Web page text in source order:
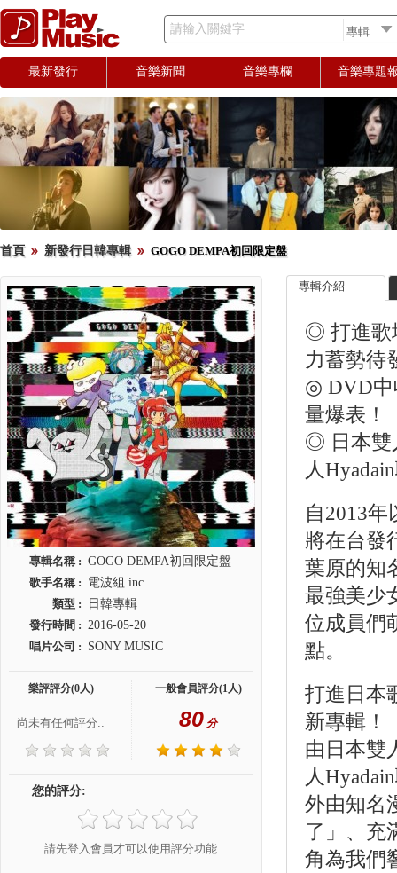
請輸入關鍵字
最新發行 音樂新聞 音樂專欄 音樂專題
首頁 新發行日韓專輯 GOGO DEMPA初回限定盤
專輯名稱 : GOGO DEMPA初回限定盤
歌手名稱 : 電波組.inc
類型 :
日韓專輯
發行時間 : 2016-05-20
唱片公司 : SONY MUSIC
樂評評分(0人)
尚未有任何評分..
一般會員評分(1人)
80 分
您的評分:
請先登入會員才可以使用評分功能
專輯介紹
◎ 打進歌
力蓄勢待
◎ DVD中
量爆表！
◎ 日本雙
人
自2013
將在台發
葉原的知
最強美少
位成員們
點。
打進日本
新專輯！
由日本雙
人
外由知名
了」、充
角為我們